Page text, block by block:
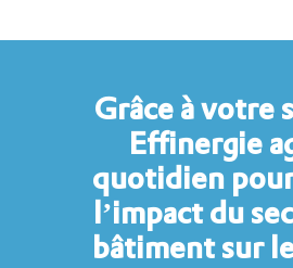
Grâce à votre
Effinergie
quotidien
l’impact du
bâtiment sur